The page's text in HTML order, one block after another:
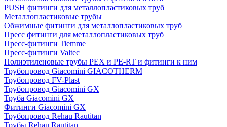
PUSH фитинги для металлопластиковых труб
Металлопластиковые трубы
Обжимные фитинги для металлопластиковых труб
Пресс фитинги для металлопластиковых труб
Пресс-фитинги Tiemme
Пресс-фитинги Valtec
Полиэтиленовые трубы PEX и PE-RT и фитинги к ним
Трубопровод Giacomini GIACOTHERM
Трубопровод FV-Plast
Трубопровод Giacomini GX
Труба Giacomini GX
Фитинги Giacomini GX
Трубопровод Rehau Rautitan
Трубы Rehau Rautitan